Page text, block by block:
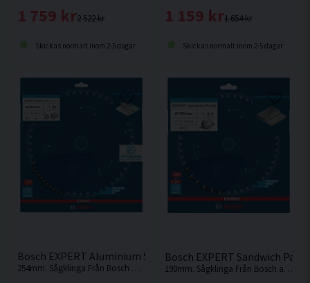
2 522 kr
1 759 kr
Skickas normalt inom 2-5 dagar
1 654 kr
1 159 kr
Skickas normalt inom 2-5 dagar
Bosch EXPERT Aluminium Sågklinga 254x2,4/1,8x30mm 78T
254mm. Sågklinga Från Bosch med extra tunn skränkning för exakta snitt och lång batteritid
Bosch EXPERT Sandwich
190mm. Sågklinga Från Bosch anpassad för sågning i metallsandwichpaneler